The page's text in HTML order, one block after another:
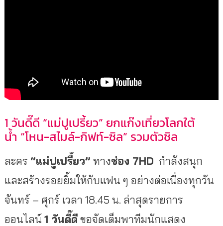
1 วันดี๊ดี “แม่ปูเปรี้ยว” ยกแก๊งเที่ยวโลกใต้
น้ำ “โหน-สไมล์-กิฟท์-ซิล” รวมตัวชิล
ละคร “แม่ปูเปรี้ยว” ทางช่อง 7HD กำลังสนุก
และสร้างรอยยิ้มให้กับแฟน ๆ อย่างต่อเนื่องทุกวัน
จันทร์ – ศุกร์ เวลา 18.45 น. ล่าสุดรายการ
ออนไลน์ 1 วันดี๊ดีขอจัดเต็มพาทีมนักแสดง